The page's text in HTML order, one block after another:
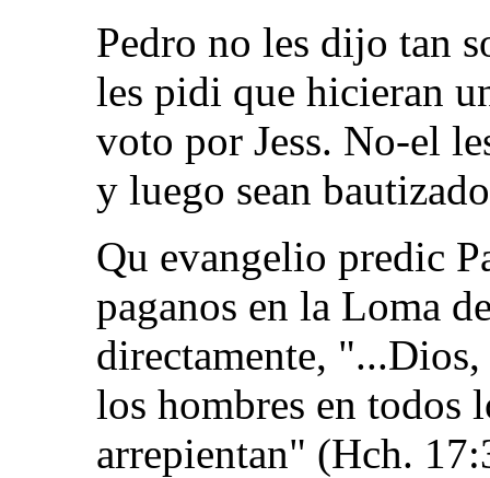
Pedro no les dijo tan
les pidi que hicieran
voto por Jess. No-el
y luego sean
Qu evangelio predic
paganos en la Loma
directamente,
los hombres en todos
arrepientan" (Hch.